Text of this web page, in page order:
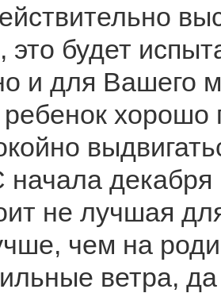
это будет
и для Вашего
хорошо
декабря
не лучшая
чем на
ветра,